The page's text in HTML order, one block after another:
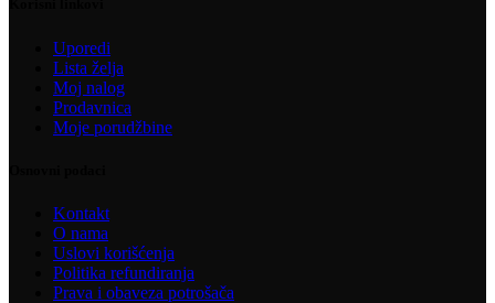
Uporedi
Lista želja
Moj nalog
Prodavnica
Moje porudžbine
Kontakt
O nama
Uslovi korišćenja
Politika refundiranja
Prava i obaveza potrošača